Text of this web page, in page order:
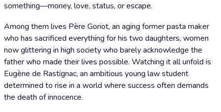
something—money, love, status, or escape.
Among them lives Père Goriot, an aging former pasta maker
who has sacrificed everything for his two daughters, women
now glittering in high society who barely acknowledge the
father who made their lives possible. Watching it all unfold is
Eugène de Rastignac, an ambitious young law student
determined to rise in a world where success often demands
the death of innocence.